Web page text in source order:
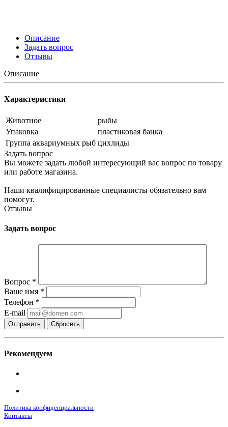
Описание
Задать вопрос
Отзывы
Описание
Характеристики
Животное
рыбы
Упаковка
пластиковая банка
Группа аквариумных рыб цихлиды
Задать вопрос
Вы можете задать любой интересующий вас вопрос по товару
или работе магазина.
Наши квалифицированные специалисты обязательно вам
помогут.
Отзывы
Задать вопрос
Вопрос *
Ваше имя *
Телефон *
E-mail
Сбросить
Рекомендуем
Политика конфиденциальности
Контакты